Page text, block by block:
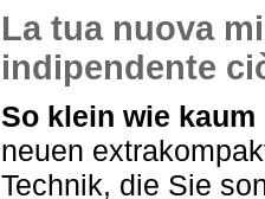
La tua nuova
indipendente
So klein wie
neuen
Technik, die Sie